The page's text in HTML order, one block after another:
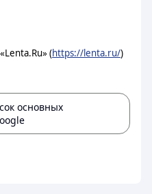
(https://lenta.ru/)
основных